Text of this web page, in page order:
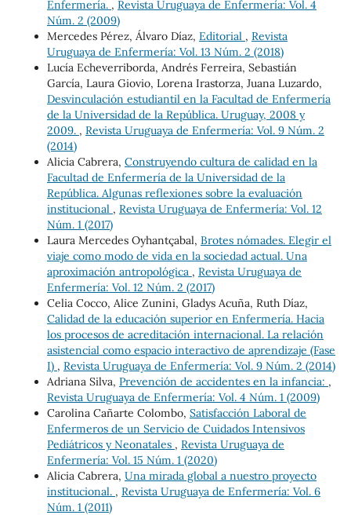
Enfermería. , Revista Uruguaya de Enfermería: Vol. 4
Núm. 2 (2009)
Mercedes Pérez, Álvaro Díaz, Editorial , Revista
Uruguaya de Enfermería: Vol. 13 Núm. 2 (2018)
Lucía Echeverriborda, Andrés Ferreira, Sebastián
García, Laura Giovio, Lorena Irastorza, Juana Luzardo,
Desvinculación estudiantil en la Facultad de Enfermería
de la Universidad de la República. Uruguay, 2008 y
2009. , Revista Uruguaya de Enfermería: Vol. 9 Núm. 2
(2014)
Alicia Cabrera, Construyendo cultura de calidad en la
Facultad de Enfermería de la Universidad de la
República. Algunas reflexiones sobre la evaluación
institucional , Revista Uruguaya de Enfermería: Vol. 12
Núm. 1 (2017)
Laura Mercedes Oyhantçabal, Brotes nómades. Elegir el
viaje como modo de vida en la sociedad actual. Una
aproximación antropológica , Revista Uruguaya de
Enfermería: Vol. 12 Núm. 2 (2017)
Celia Cocco, Alice Zunini, Gladys Acuña, Ruth Díaz,
Calidad de la educación superior en Enfermería. Hacia
los procesos de acreditación internacional. La relación
asistencial como espacio interactivo de aprendizaje (Fase
I) , Revista Uruguaya de Enfermería: Vol. 9 Núm. 2 (2014)
Adriana Silva, Prevención de accidentes en la infancia: ,
Revista Uruguaya de Enfermería: Vol. 4 Núm. 1 (2009)
Carolina Cañarte Colombo, Satisfacción Laboral de
Enfermeros de un Servicio de Cuidados Intensivos
Pediátricos y Neonatales , Revista Uruguaya de
Enfermería: Vol. 15 Núm. 1 (2020)
Alicia Cabrera, Una mirada global a nuestro proyecto
institucional. , Revista Uruguaya de Enfermería: Vol. 6
Núm. 1 (2011)